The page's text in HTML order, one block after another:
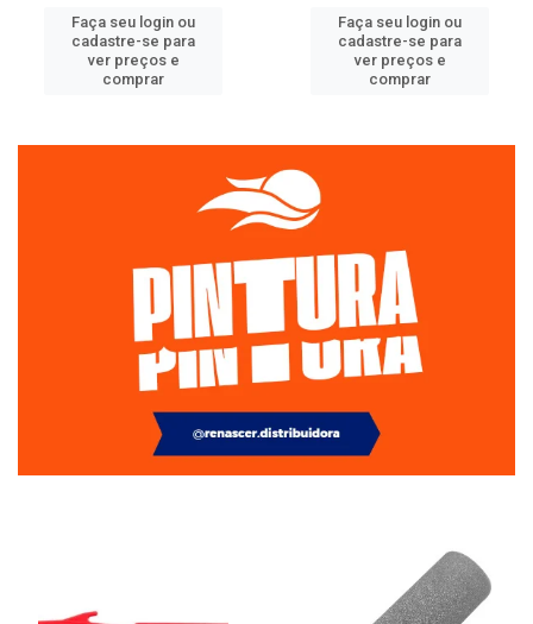
Faça seu login ou
cadastre-se para
ver preços e
comprar
Faça seu login ou
cadastre-se para
ver preços e
comprar